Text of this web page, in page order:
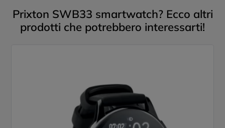
Prixton SWB33 smartwatch? Ecco altri
prodotti che potrebbero interessarti!